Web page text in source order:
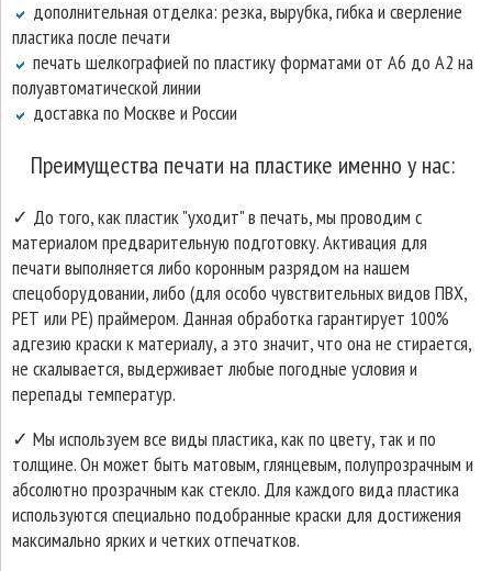
дополнительная отделка: резка, вырубка, гибка и сверление
пластика после печати
печать шелкографией по пластику форматами от А6 до А2 на
полуавтоматической линии
доставка по Москве и России
Преимущества печати на пластике именно у нас:
✓ До того, как пластик "уходит" в печать, мы проводим с
материалом предварительную подготовку. Активация для
печати выполняется либо коронным разрядом на нашем
спецоборудовании, либо (для особо чувствительных видов ПВХ,
РЕТ или PE) праймером. Данная обработка гарантирует 100%
адгезию краски к материалу, а это значит, что она не стирается,
не скалывается, выдерживает любые погодные условия и
перепады температур.
✓ Мы используем все виды пластика, как по цвету, так и по
толщине. Он может быть матовым, глянцевым, полупрозрачным и
абсолютно прозрачным как стекло. Для каждого вида пластика
используются специально подобранные краски для достижения
максимально ярких и четких отпечатков.